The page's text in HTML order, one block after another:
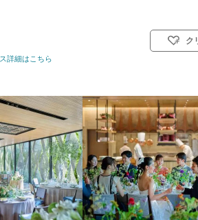
名 挙式スタイル: 教会式(キリスト教式)／人前式／和装
詳細はこちら
ク